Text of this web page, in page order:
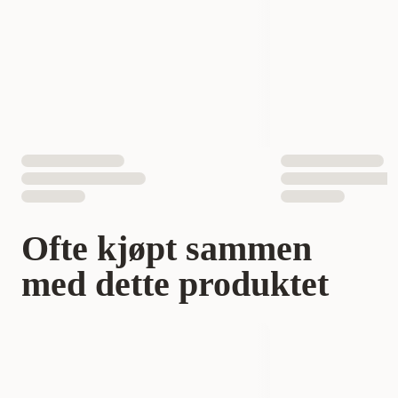
Ofte kjøpt sammen
med dette produktet